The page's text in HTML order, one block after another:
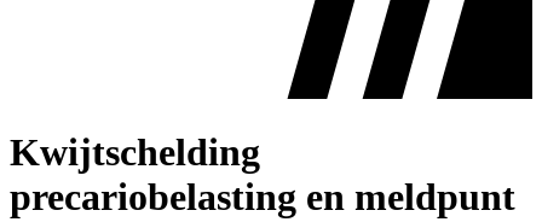
Kwijtschelding
precariobelasting en meldpunt